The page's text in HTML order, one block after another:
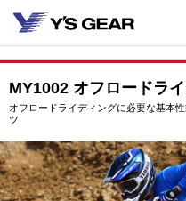
MY1002 オフロードラ
オフロードライディングに必要な基本
ツ